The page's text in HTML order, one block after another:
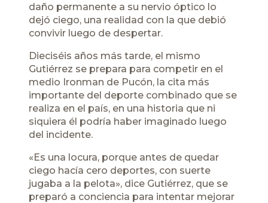
daño permanente a su nervio óptico lo
dejó ciego, una realidad con la que debió
convivir luego de despertar.
Dieciséis años más tarde, el mismo
Gutiérrez se prepara para competir en el
medio Ironman de Pucón, la cita más
importante del deporte combinado que se
realiza en el país, en una historia que ni
siquiera él podría haber imaginado luego
del incidente.
«Es una locura, porque antes de quedar
ciego hacía cero deportes, con suerte
jugaba a la pelota», dice Gutiérrez, que se
preparó a conciencia para intentar mejorar